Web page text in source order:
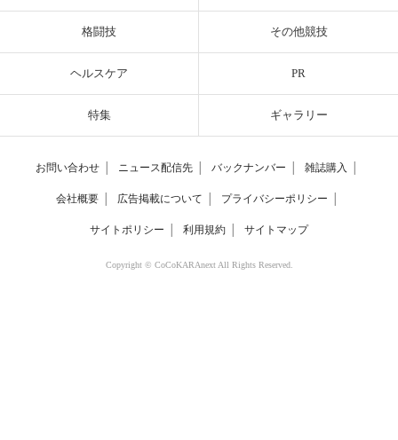
格闘技 その他競技
ヘルスケア PR
特集 ギャラリー
お問い合わせ ニュース配信先 バックナンバー 雑誌購入
会社概要 広告掲載について プライバシーポリシー
サイトポリシー 利用規約 サイトマップ
Copyright © CoCoKARAnext All Rights Reserved.